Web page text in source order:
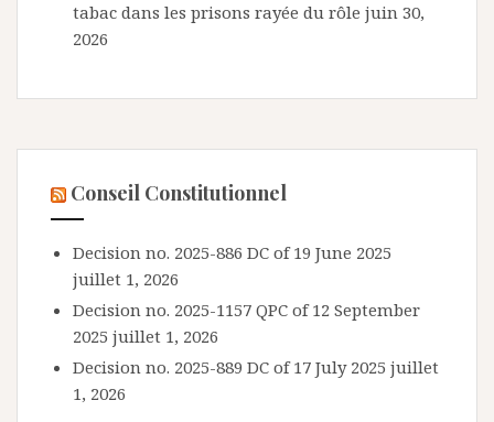
tabac dans les prisons rayée du rôle juin 30,
2026
Conseil Constitutionnel
Decision no. 2025-886 DC of 19 June 2025
juillet 1, 2026
Decision no. 2025-1157 QPC of 12 September
2025 juillet 1, 2026
Decision no. 2025-889 DC of 17 July 2025 juillet
1, 2026